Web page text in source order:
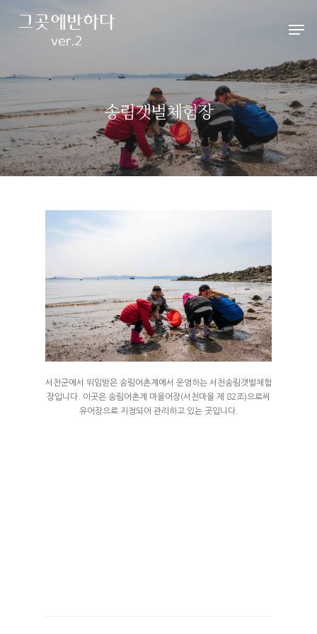
Hit enter to search or ESC to close
송림갯벌체험장
서천군에서 위임받은 송림어촌계에서 운영하는 서천송림갯벌체험
장입니다. 이곳은 송림어촌계 마을어장(서천마을 제 82조)으로써
유어장으로 지정되어 관리하고 있는 곳입니다.
ABOUT
펜션소개
외부풍경
ROOMS
가은빌
나은빌
FACILITY
RESERVATION
예약안내
TRAVEL